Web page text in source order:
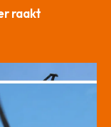
raakt